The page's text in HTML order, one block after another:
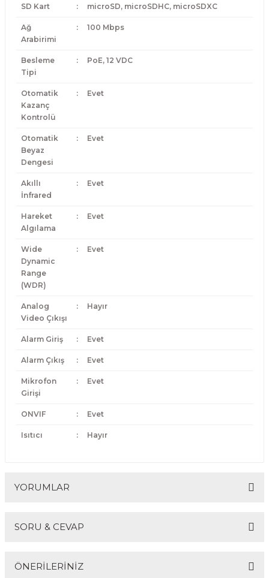
SD Kart : microSD, microSDHC, microSDXC
Ağ
Arabirimi
: 100 Mbps
Besleme
Tipi
: PoE, 12 VDC
Otomatik
Kazanç
Kontrolü
: Evet
Otomatik
Beyaz
Dengesi
: Evet
Akıllı
İnfrared
: Evet
Hareket
Algılama
: Evet
Wide
Dynamic
Range
(WDR)
: Evet
Analog
Video Çıkışı
: Hayır
Alarm Giriş : Evet
Alarm Çıkış : Evet
Mikrofon
Girişi
: Evet
ONVIF : Evet
Isıtıcı : Hayır
YORUMLAR
SORU & CEVAP
ÖNERİLERİNİZ